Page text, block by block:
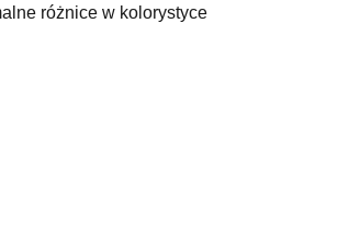
różnice w kolorystyce